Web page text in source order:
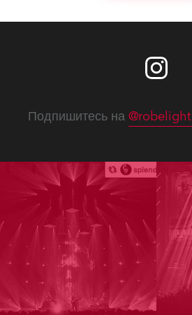
Подпишитесь на